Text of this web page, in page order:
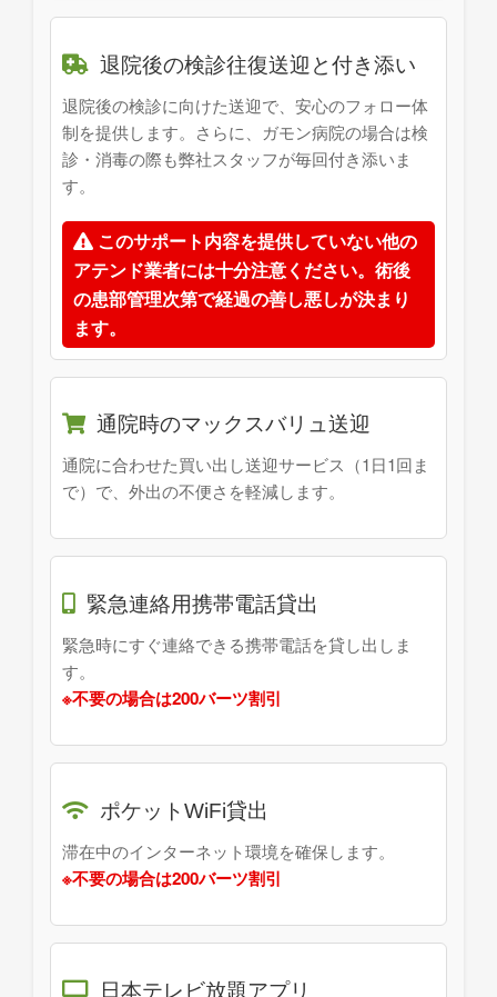
退院後の検診往復送迎と付き添い
退院後の検診に向けた送迎で、安心のフォロー体
制を提供します。さらに、ガモン病院の場合は検
診・消毒の際も弊社スタッフが毎回付き添いま
す。
このサポート内容を提供していない他の
アテンド業者には十分注意ください。術後
の患部管理次第で経過の善し悪しが決まり
ます。
通院時のマックスバリュ送迎
通院に合わせた買い出し送迎サービス（1日1回ま
で）で、外出の不便さを軽減します。
緊急連絡用携帯電話貸出
緊急時にすぐ連絡できる携帯電話を貸し出しま
す。
※不要の場合は200バーツ割引
ポケットWiFi貸出
滞在中のインターネット環境を確保します。
※不要の場合は200バーツ割引
日本テレビ放題アプリ